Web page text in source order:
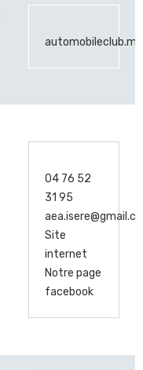
04 76 52
31 95
Site
internet
Notre page
facebook